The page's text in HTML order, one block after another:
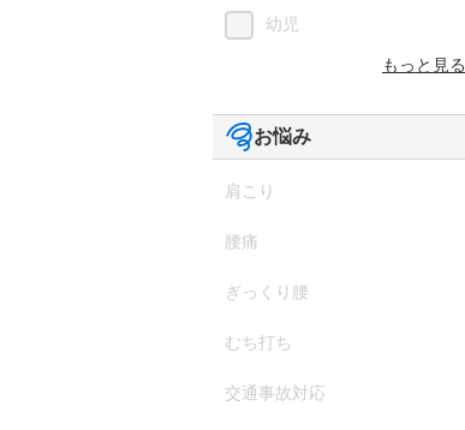
幼児
もっと見る
お悩み
肩こり
腰痛
ぎっくり腰
むち打ち
交通事故対応